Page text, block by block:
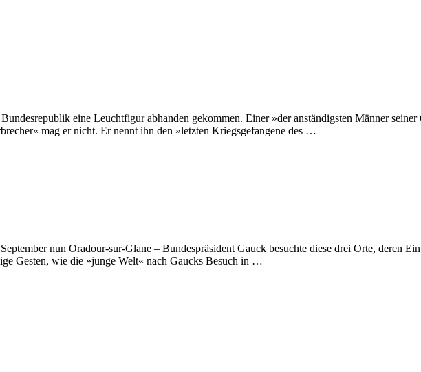
eine Leuchtfigur abhanden gekommen. Einer »der anständigsten Männer
mag er nicht. Er nennt ihn den »letzten Kriegsgefangene des …
nun Oradour-sur-Glane – Bundespräsident Gauck besuchte diese drei Orte, deren
Gesten, wie die »junge Welt« nach Gaucks Besuch in …